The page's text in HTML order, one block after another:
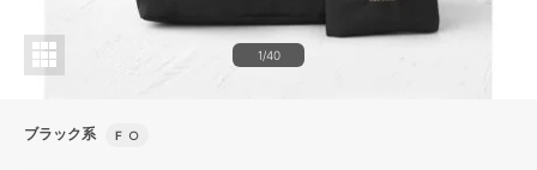
1/40
ブラック系 F ○